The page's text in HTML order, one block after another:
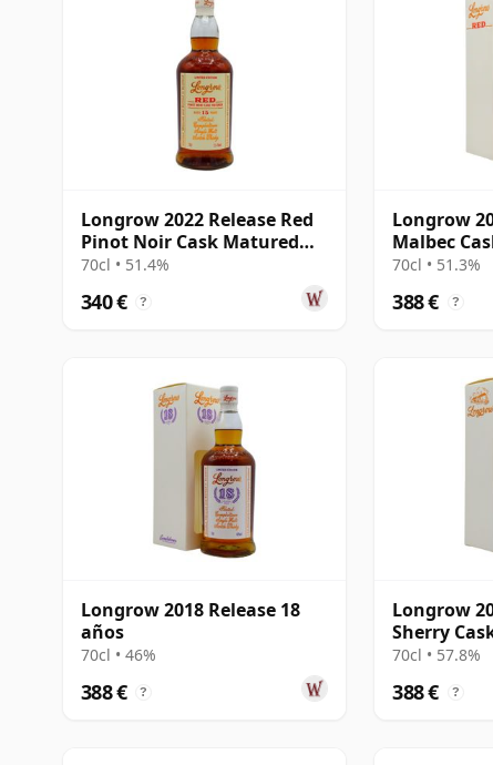
Longrow 2022 Release Red
Pinot Noir Cask Matured
Campbelto 15 años
70cl • 51.4%
340 € ?
Longrow
Malbec
70cl • 51.3%
388 € ?
Longrow 2018 Release 18
años
70cl • 46%
388 € ?
Longrow
Sherry
70cl • 57.8%
388 € ?